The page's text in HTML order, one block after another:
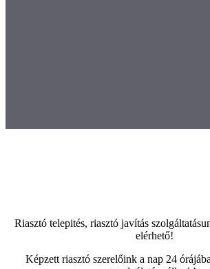
Riasztó telepités, riasztó javítás
elérhető!
Képzett riasztó szerelőink a nap 24